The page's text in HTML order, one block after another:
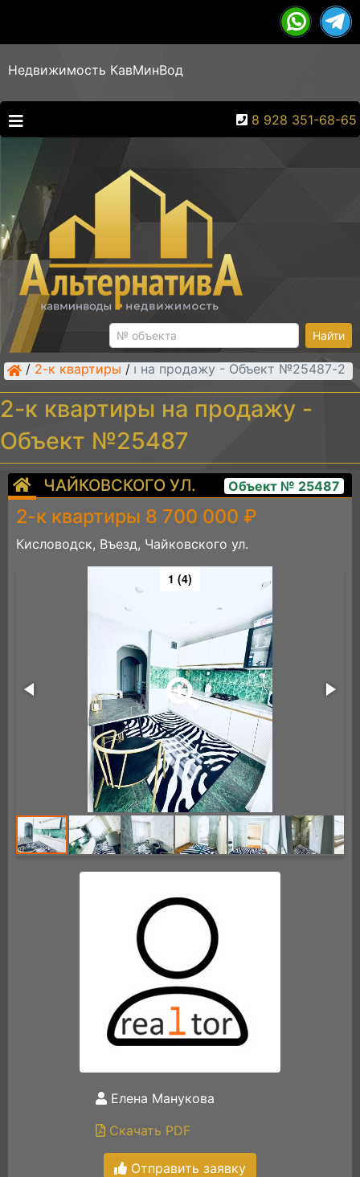
Недвижимость КавМинВод
8 928 351-68-65
Найти
/ 2-к квартиры / 2-к квартиры на продажу - Объект №25487
2-к квартиры на продажу -
Объект №25487
ЧАЙКОВСКОГО УЛ. Объект № 25487
2-к квартиры 8 700 000 ₽
Кисловодск, Въезд, Чайковского ул.
1 (4)
Елена Манукова
Скачать PDF
Отправить заявку